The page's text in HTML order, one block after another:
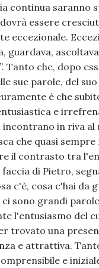
continua saranno
essere
eccezionale.
guardava,
Tanto che, dopo
sue parole, del
è che
e
incontrano in riva
che quasi
il contrasto tra
di Pietro,
c'è, cosa c'hai da
ci sono grandi
l'entusiasmo del
trovato una
e attrattiva.
e